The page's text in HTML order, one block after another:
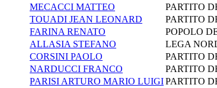
MECACCI MATTEO
PARTITO
TOUADI JEAN LEONARD
PARTITO
FARINA RENATO
POPOLO
ALLASIA STEFANO
LEGA
CORSINI PAOLO
PARTITO
NARDUCCI FRANCO
PARTITO
PARISI ARTURO MARIO LUIGIPARTITO